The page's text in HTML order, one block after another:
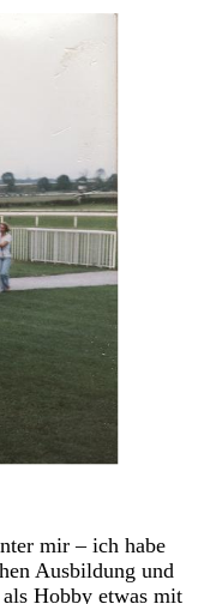
mir – ich habe
Ausbildung und
Hobby etwas mit